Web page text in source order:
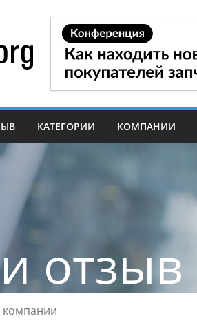
КАТЕГОРИИ КОМПАНИИ
отзыв